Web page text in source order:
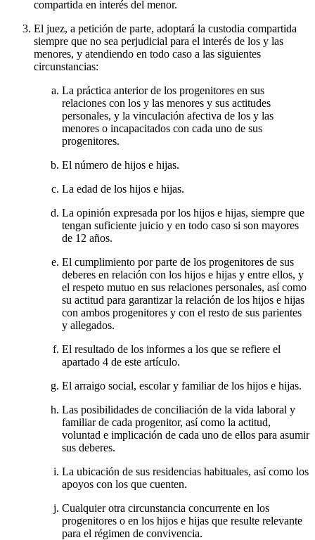
compartida en interés del menor.
El juez, a petición de parte, adoptará la custodia compartida
siempre que no sea perjudicial para el interés de los y las
menores, y atendiendo en todo caso a las siguientes
circunstancias:
La práctica anterior de los progenitores en sus
relaciones con los y las menores y sus actitudes
personales, y la vinculación afectiva de los y las
menores o incapacitados con cada uno de sus
progenitores.
El número de hijos e hijas.
La edad de los hijos e hijas.
La opinión expresada por los hijos e hijas, siempre que
tengan suficiente juicio y en todo caso si son mayores
de 12 años.
El cumplimiento por parte de los progenitores de sus
deberes en relación con los hijos e hijas y entre ellos, y
el respeto mutuo en sus relaciones personales, así como
su actitud para garantizar la relación de los hijos e hijas
con ambos progenitores y con el resto de sus parientes
y allegados.
El resultado de los informes a los que se refiere el
apartado 4 de este artículo.
El arraigo social, escolar y familiar de los hijos e hijas.
Las posibilidades de conciliación de la vida laboral y
familiar de cada progenitor, así como la actitud,
voluntad e implicación de cada uno de ellos para asumir
sus deberes.
La ubicación de sus residencias habituales, así como los
apoyos con los que cuenten.
Cualquier otra circunstancia concurrente en los
progenitores o en los hijos e hijas que resulte relevante
para el régimen de convivencia.